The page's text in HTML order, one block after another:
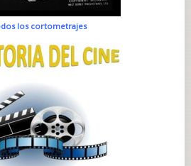
los cortometrajes